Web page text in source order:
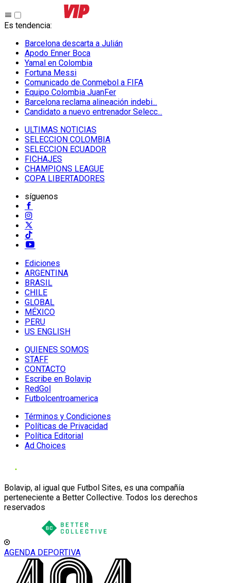
Es tendencia:
Barcelona descarta a Julián
Apodo Enner Boca
Yamal en Colombia
Fortuna Messi
Comunicado de Conmebol a FIFA
Equipo Colombia JuanFer
Barcelona reclama alineación indebi...
Candidato a nuevo entrenador Selecc...
ULTIMAS NOTICIAS
SELECCION COLOMBIA
SELECCION ECUADOR
FICHAJES
CHAMPIONS LEAGUE
COPA LIBERTADORES
síguenos
Ediciones
ARGENTINA
BRASIL
CHILE
GLOBAL
MÉXICO
PERU
US ENGLISH
QUIENES SOMOS
STAFF
CONTACTO
Escribe en Bolavip
RedGol
Futbolcentroamerica
Términos y Condiciones
Políticas de Privacidad
Política Editorial
Ad Choices
Bolavip, al igual que Futbol Sites, es una compañía
perteneciente a Better Collective. Todos los derechos
reservados
AGENDA DEPORTIVA